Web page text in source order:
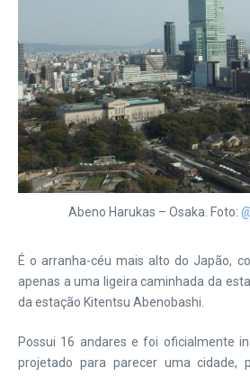
Abeno Harukas – Osaka. Foto:
É o arranha-céu mais alto do Japão,
apenas a uma ligeira caminhada da
da estação Kitentsu Abenobashi.
Possui 16 andares e foi oficialmente
projetado para parecer uma cidade,